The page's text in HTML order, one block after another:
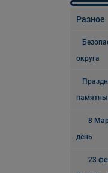
Разное
округа
8
день
23